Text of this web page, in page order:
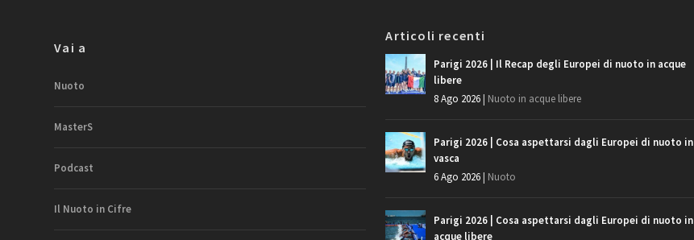
Vai a
Nuoto
MasterS
Podcast
Il Nuoto in Cifre
Articoli recenti
Parigi 2026 | Il Recap degli Europei di nuoto in acque
libere
8 Ago 2026| Nuoto in acque libere
Parigi 2026 | Cosa aspettarsi dagli Europei di nuoto in
vasca
6 Ago 2026| Nuoto
Parigi 2026 | Cosa aspettarsi dagli Europei di nuoto in
acque libere